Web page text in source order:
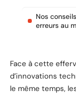
Nos
erreurs au
Face à cette
d’innovations
le même temps,